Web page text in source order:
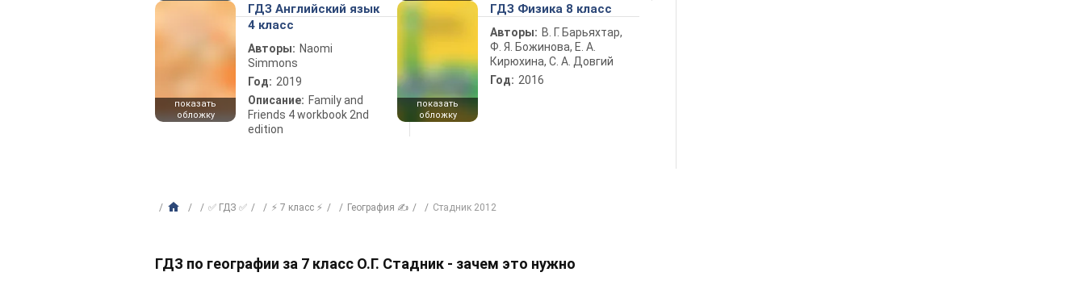
показать
обложку
ГДЗ Английский язык
4 класс
Авторы: Naomi
Simmons
Год: 2019
Описание: Family and
Friends 4 workbook 2nd
edition
показать
обложку
ГДЗ Физика 8 класс
Авторы: В. Г. Барьяхтар,
Ф. Я. Божинова, Е. А.
Кирюхина, С. А. Довгий
Год: 2016
✅ ГДЗ ✅ ⚡ 7 класс ⚡ География ✍ Стадник 2012
ГДЗ по географии за 7 класс О.Г. Стадник - зачем это нужно